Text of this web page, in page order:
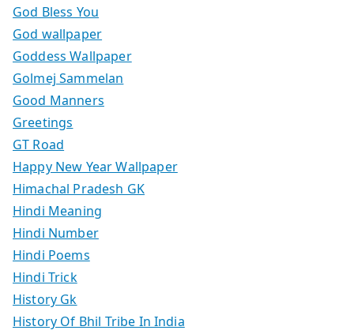
God Bless You
God wallpaper
Goddess Wallpaper
Golmej Sammelan
Good Manners
Greetings
GT Road
Happy New Year Wallpaper
Himachal Pradesh GK
Hindi Meaning
Hindi Number
Hindi Poems
Hindi Trick
History Gk
History Of Bhil Tribe In India